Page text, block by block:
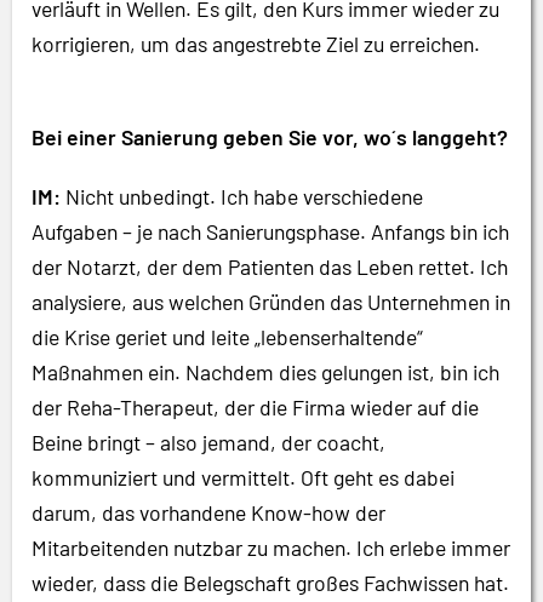
verläuft in Wellen. Es gilt, den Kurs immer wieder zu
korrigieren, um das angestrebte Ziel zu erreichen.
Bei einer Sanierung geben Sie vor, wo´s langgeht?
IM: Nicht unbedingt. Ich habe verschiedene
Aufgaben – je nach Sanierungsphase. Anfangs bin ich
der Notarzt, der dem Patienten das Leben rettet. Ich
analysiere, aus welchen Gründen das Unternehmen in
die Krise geriet und leite „lebenserhaltende“
Maßnahmen ein. Nachdem dies gelungen ist, bin ich
der Reha-Therapeut, der die Firma wieder auf die
Beine bringt – also jemand, der coacht,
kommuniziert und vermittelt. Oft geht es dabei
darum, das vorhandene Know-how der
Mitarbeitenden nutzbar zu machen. Ich erlebe immer
wieder, dass die Belegschaft großes Fachwissen hat.